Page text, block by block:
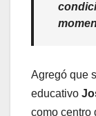
Agregó que
educativo
como centro